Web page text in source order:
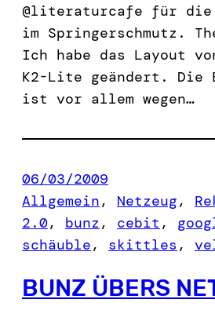
@literaturcafe für die
im Springerschmutz.
Ich habe das Layout
K2-Lite geändert. Die
ist vor allem wegen…
06/03/2009
Allgemein, Netzeug,
2.0, bunz , cebit ,
schäuble, skittles ,
BUNZ ÜBERS